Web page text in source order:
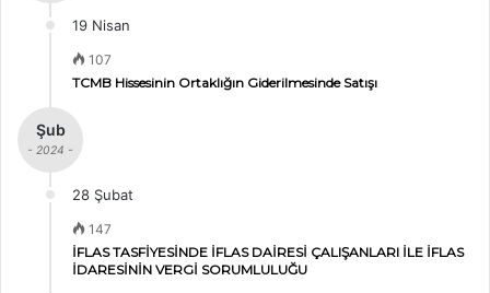
19 Nisan
107
TCMB Hissesinin Ortaklığın Giderilmesinde Satışı
Şub
- 2024 -
28 Şubat
147
İFLAS TASFİYESİNDE İFLAS DAİRESİ ÇALIŞANLARI İLE İFLAS
İDARESİNİN VERGİ SORUMLULUĞU